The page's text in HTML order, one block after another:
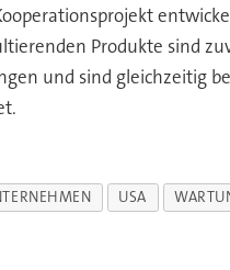
Produkte sind
und sind gleichzeitig
USA